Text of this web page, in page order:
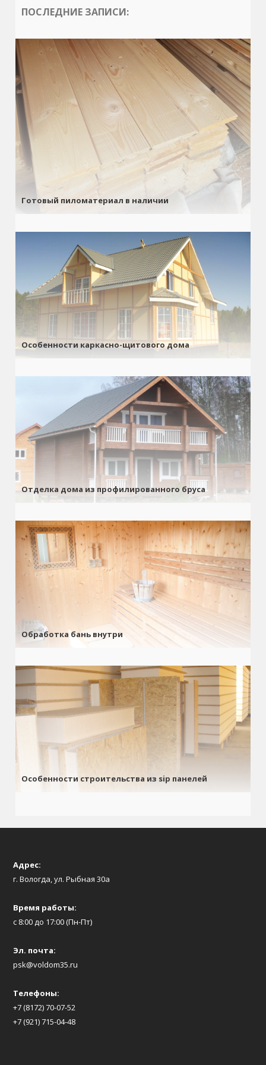
ПОСЛЕДНИЕ ЗАПИСИ:
Готовый пиломатериал в наличии
Особенности каркасно-щитового дома
Отделка дома из профилированного бруса
Обработка бань внутри
Особенности строительства из sip панелей
Адрес:
г. Вологда, ул. Рыбная 30а
Время работы:
с 8:00 до 17:00 (Пн-Пт)
Эл. почта:
psk@voldom35.ru
Телефоны:
+7 (8172) 70-07-52
+7 (921) 715-04-48